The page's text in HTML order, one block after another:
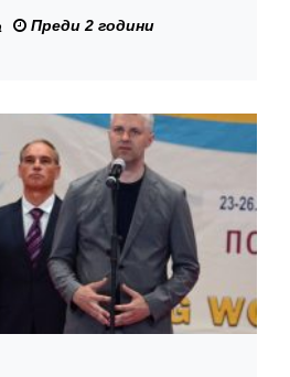
сам вкъщи“
Преди 2 години